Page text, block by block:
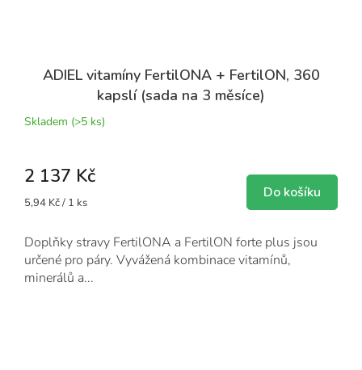
ADIEL vitamíny FertilONA + FertilON, 360
kapslí (sada na 3 měsíce)
Skladem (>5 ks)
2 137 Kč
Měrná
5,94 Kč / 1 ks
Do košíku
Doplňky stravy FertilONA a FertilON forte plus jsou
určené pro páry. Vyvážená kombinace vitamínů,
minerálů a...